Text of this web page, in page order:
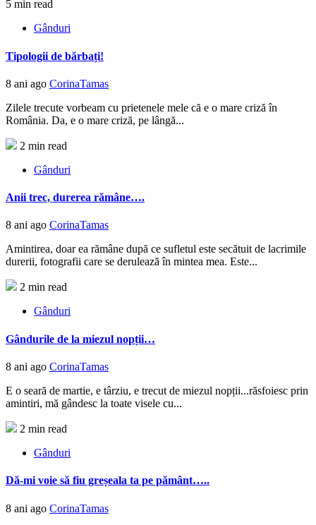
5 min read
Gânduri
Tipologii de bărbați!
8 ani ago CorinaTamas
Zilele trecute vorbeam cu prietenele mele că e o mare criză în
România. Da, e o mare criză, pe lângă...
2 min read
Gânduri
Anii trec, durerea rămâne….
8 ani ago CorinaTamas
Amintirea, doar ea rămâne după ce sufletul este secătuit de lacrimile
durerii, fotografii care se derulează în mintea mea. Este...
2 min read
Gânduri
Gândurile de la miezul nopții…
8 ani ago CorinaTamas
E o seară de martie, e târziu, e trecut de miezul nopții...răsfoiesc prin
amintiri, mă gândesc la toate visele cu...
2 min read
Gânduri
Dă-mi voie să fiu greșeala ta pe pământ…..
8 ani ago CorinaTamas